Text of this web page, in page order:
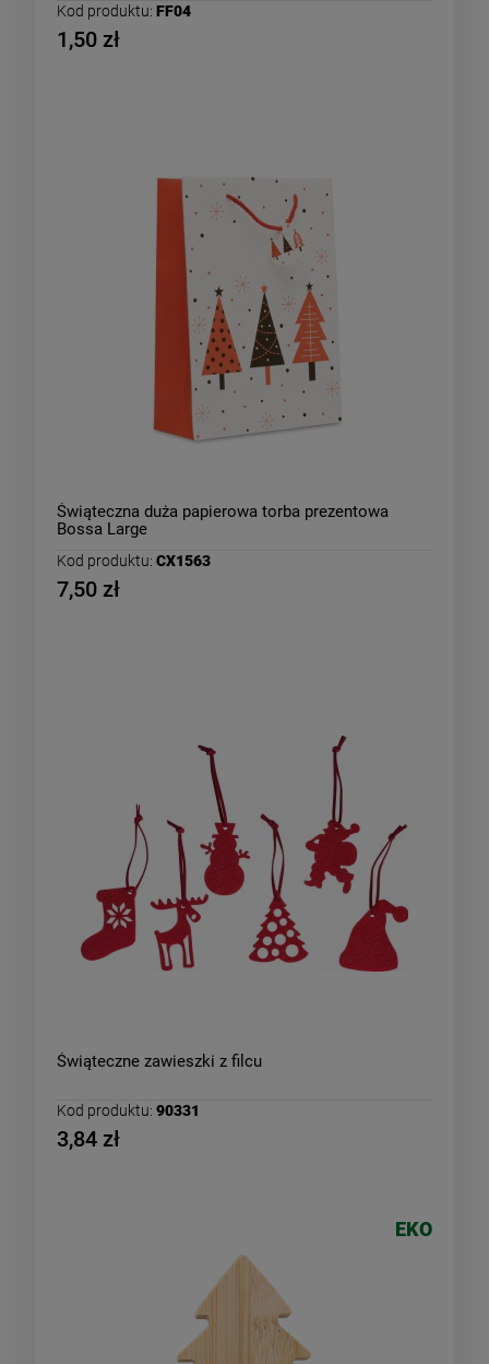
Kod produktu: FF04
1,50 zł
Świąteczna duża papierowa torba prezentowa
Bossa Large
Kod produktu: CX1563
7,50 zł
Świąteczne zawieszki z filcu
Kod produktu: 90331
3,84 zł
EKO